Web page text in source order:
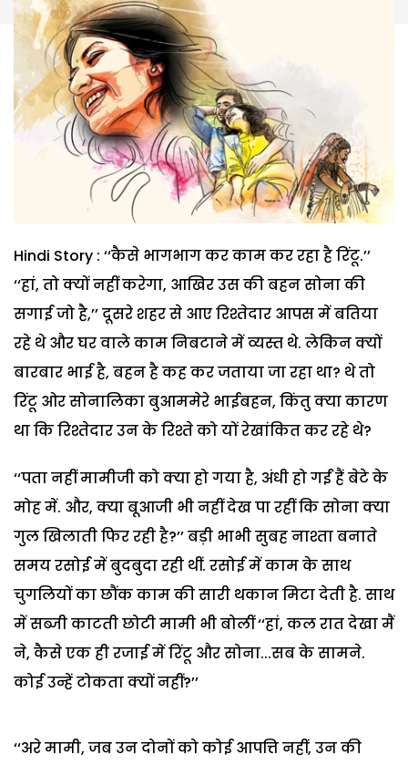
Hindi Story : ‘‘कैसे भागभाग कर काम कर रहा है रिंटू.’’
‘‘हां, तो क्यों नहीं करेगा, आखिर उस की बहन सोना की
सगाई जो है,’’ दूसरे शहर से आए रिश्तेदार आपस में बतिया
रहे थे और घर वाले काम निबटाने में व्यस्त थे. लेकिन क्यों
बारबार भाई है, बहन है कह कर जताया जा रहा था? थे तो
रिंटू ओर सोनालिका बुआममेरे भाईबहन, किंतु क्या कारण
था कि रिश्तेदार उन के रिश्ते को यों रेखांकित कर रहे थे?
‘‘पता नहीं मामीजी को क्या हो गया है, अंधी हो गईं हैं बेटे के
मोह में. और, क्या बूआजी भी नहीं देख पा रहीं कि सोना क्या
गुल खिलाती फिर रही है?’’ बड़ी भाभी सुबह नाश्ता बनाते
समय रसोई में बुदबुदा रही थीं. रसोई में काम के साथ
चुगलियों का छौंक काम की सारी थकान मिटा देती है. साथ
में सब्जी काटती छोटी मामी भी बोलीं ‘‘हां, कल रात देखा मैं
ने, कैसे एक ही रजाई में रिंटू और सोना...सब के सामने.
कोई उन्हें टोकता क्यों नहीं?’’
‘‘अरे मामी, जब उन दोनों को कोई आपत्ति नहीं, उन की